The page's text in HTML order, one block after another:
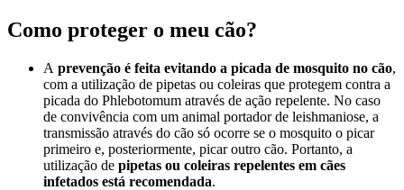
Como proteger o meu cão?
A prevenção é feita evitando a picada de mosquito no cão,
com a utilização de pipetas ou coleiras que protegem contra a
picada do Phlebotomum através de ação repelente. No caso
de convivência com um animal portador de leishmaniose, a
transmissão através do cão só ocorre se o mosquito o picar
primeiro e, posteriormente, picar outro cão. Portanto, a
utilização de pipetas ou coleiras repelentes em cães
infetados está recomendada.